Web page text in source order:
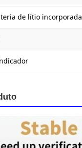
de lítio incorporada